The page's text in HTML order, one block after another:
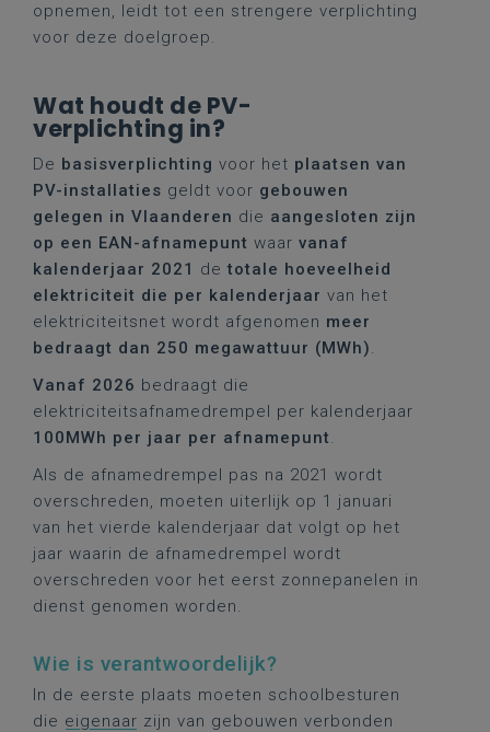
opnemen, leidt tot een strengere verplichting
voor deze doelgroep.
Wat houdt de PV-
verplichting in?
De basisverplichting voor het plaatsen van
PV-installaties geldt voor gebouwen
gelegen in Vlaanderen die aangesloten zijn
op een EAN-afnamepunt waar vanaf
kalenderjaar 2021 detotale hoeveelheid
elektriciteit die per kalenderjaar van het
elektriciteitsnet wordt afgenomen meer
bedraagt dan 250 megawattuur (MWh).
Vanaf 2026 bedraagt die
elektriciteitsafnamedrempel per kalenderjaar
100MWh per jaar per afnamepunt.
Als de afnamedrempel pas na 2021 wordt
overschreden, moeten uiterlijk op 1 januari
van het vierde kalenderjaar dat volgt op het
jaar waarin de afnamedrempel wordt
overschreden voor het eerst zonnepanelen in
dienst genomen worden.
Wie is verantwoordelijk?
In de eerste plaats moeten schoolbesturen
die eigenaar zijn van gebouwen verbonden